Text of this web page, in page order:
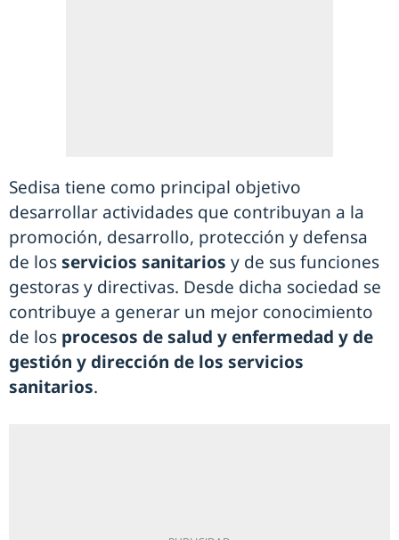
Sedisa tiene como principal objetivo
desarrollar actividades que contribuyan a la
promoción, desarrollo, protección y defensa
de losservicios sanitarios y de sus funciones
gestoras y directivas. Desde dicha sociedad se
contribuye a generar un mejor conocimiento
de los procesos de salud y enfermedad y de
gestión y dirección de los servicios
sanitarios.